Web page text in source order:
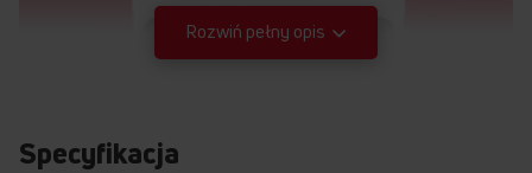
Rozwiń pełny opis
Specyfikacja